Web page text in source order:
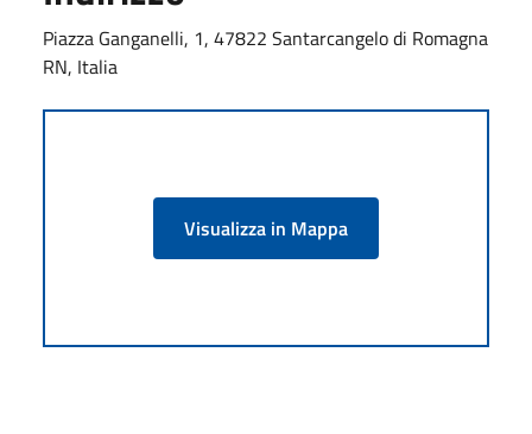
Piazza Ganganelli, 1, 47822 Santarcangelo di Romagna
RN, Italia
Visualizza in Mappa